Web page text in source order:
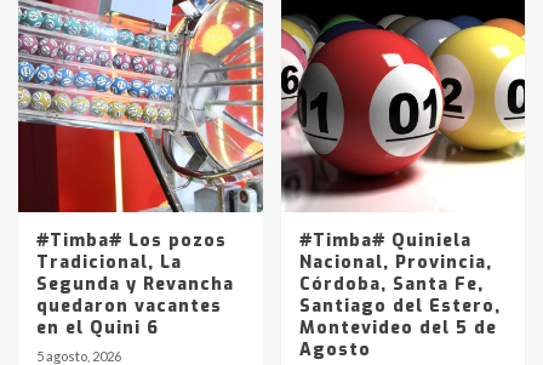
#Timba# Los pozos
Tradicional, La
Segunda y Revancha
quedaron vacantes
en el Quini 6
5 agosto, 2026
#Timba# Quiniela
Nacional, Provincia,
Córdoba, Santa Fe,
Santiago del Estero,
Montevideo del 5 de
Agosto